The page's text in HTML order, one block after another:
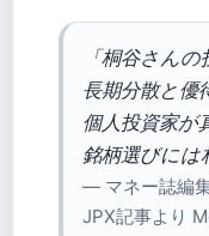
「桐谷さんの
長期分散と優
個人投資家が
銘柄選びには
— マネー誌編
JPX記事より